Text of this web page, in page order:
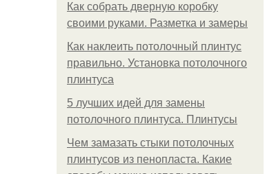
Как собрать дверную коробку
своими руками. Разметка и замеры
Как наклеить потолочный плинтус
правильно. Установка потолочного
плинтуса
5 лучших идей для замены
потолочного плинтуса. Плинтусы
Чем замазать стыки потолочных
плинтусов из пенопласта. Какие